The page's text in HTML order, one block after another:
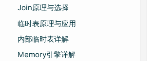
Join原理与选择
临时表原理与应用
内部临时表详解
Memory引擎详解